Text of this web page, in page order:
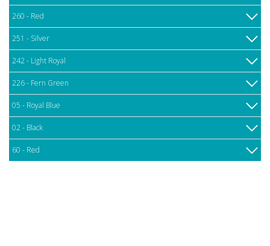
260 - Red
251 - Silver
242 - Light Royal
226 - Fern Green
05 - Royal Blue
02 - Black
60 - Red